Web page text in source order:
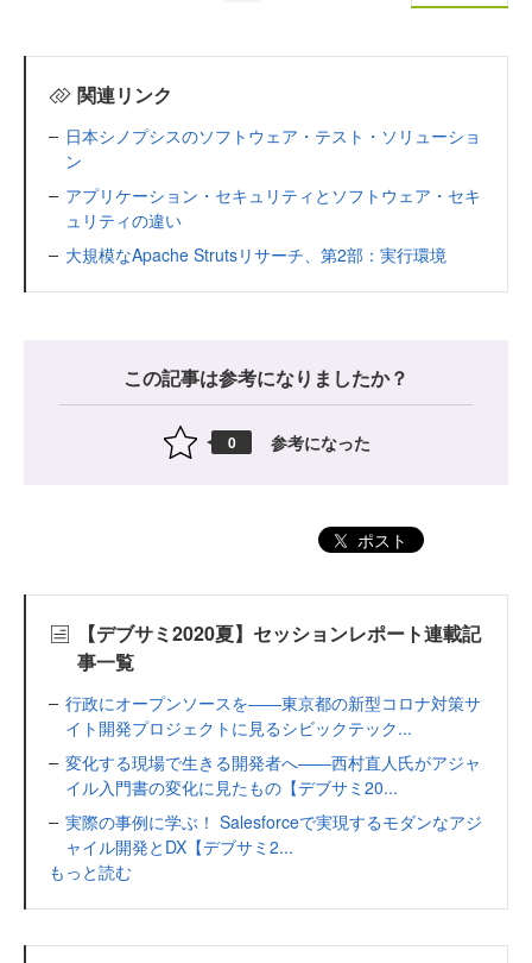
関連リンク
日本シノプシスのソフトウェア・テスト・ソリューショ
ン
アプリケーション・セキュリティとソフトウェア・セキ
ュリティの違い
大規模なApache Strutsリサーチ、第2部：実行環境
この記事は参考になりましたか？
0 参考になった
ポスト
【デブサミ2020夏】セッションレポート連載記
事一覧
行政にオープンソースを――東京都の新型コロナ対策サ
イト開発プロジェクトに見るシビックテック...
変化する現場で生きる開発者へ――西村直人氏がアジャ
イル入門書の変化に見たもの【デブサミ20...
実際の事例に学ぶ！ Salesforceで実現するモダンなアジ
ャイル開発とDX【デブサミ2...
もっと読む